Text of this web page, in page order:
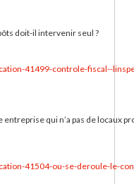
doit-il intervenir seul ?
41499-controle-fiscal--
qui n’a pas de locaux
41504-ou-se-deroule-le-